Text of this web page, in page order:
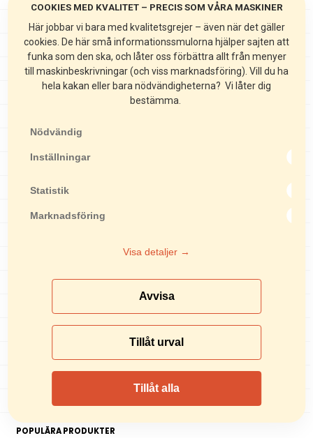
COOKIES MED KVALITET – PRECIS SOM VÅRA MASKINER
Här jobbar vi bara med kvalitetsgrejer – även när det gäller
cookies. De här små informationssmulorna hjälper sajten att
funka som den ska, och låter oss förbättra allt från menyer
till maskinbeskrivningar (och viss marknadsföring). Vill du ha
hela kakan eller bara nödvändigheterna? Vi låter dig
bestämma.
Nödvändig
Inställningar
Statistik
Marknadsföring
Visa detaljer →
Avvisa
Tillåt urval
Tillåt alla
Stoftavskiljare
Kakelsågar
Stensågar
Markvibratorer
Lyftredskap
Läggningsredskap
Skottkärror
Krysshammare
Fräsverktyg
Begagnade maskiner
POPULÄRA PRODUKTER